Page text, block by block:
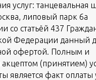
услуг: танцевальная
липовый парк 6а
со статьёй 437
Федерации данный
офертой. Полным и
(принятием)
является факт оплаты